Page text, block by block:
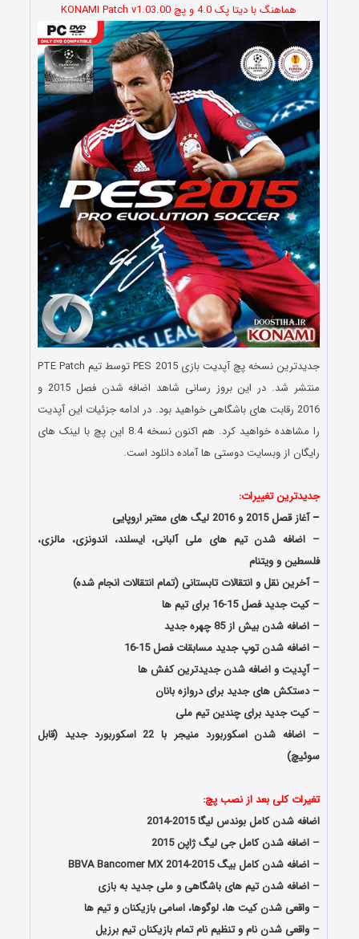
هماهنگ با دیتا پک 4.0 و پچ KONAMI Patch v1.03.00
جدیدترین نسخه پچ آپدیت بازی PES 2015 توسط تیم PTE Patch
منتشر شد. در این بروز رسانی شاهد اضافه شدن فصل 2015 و
2016 رقابت های باشگاهی خواهید بود. در ادامه جزئیات این آپدیت
را مشاهده خواهید کرد. هم اکنون نسخه 8.4 این پچ با لینک های
رایگان از وبسایت دوستی ها آماده دانلود است.
جدیدترین تغییرات:
–آغاز قصل 2015 و 2016 لیگ های معتبر اروپایی
– اضافه شدن تیم های ملی آلبانی، ایسلند، اندونزی، مالزی،
فلسطین و ویتنام
– آخرین نقل و انتقالات تابستانی (تمام انتقالات انجام شده)
– کیت جدید فصل 15-16 برای تیم ها
– اضافه شدن بیش از 85 چهره جدید
– اضافه شدن توپ جدید مسابقات فصل 15-16
– آپدیت و اضافه شدن جدیدترین کفش ها
– دستکش های جدید برای دروازه بانان
– کیت جدید برای چندین تیم ملی
– اضافه شدن اسکوربورد منیجر با 22 اسکوربورد جدید (قابل
سوئیچ)
تغیرات کلی بعد از نصب پچ:
اضافه شدن کامل بوندس لیگا 2015-2014
– اضافه شدن کامل جی لیگ ژاپن 2015
– اضافه شدن کامل بیگ BBVA Bancomer MX 2014-2015
– اضافه شدن تیم های باشگاهی و ملی جدید به بازی
– واقعی شدن کیت ها، لوگوها، اسامی بازیکنان و تیم ها
– واقعی شدن نام و تنظیم نام تمام بازیکنان تیم برزیل